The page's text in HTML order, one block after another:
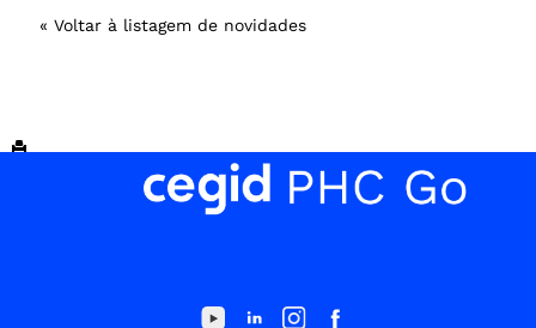
« Voltar à listagem de novidades